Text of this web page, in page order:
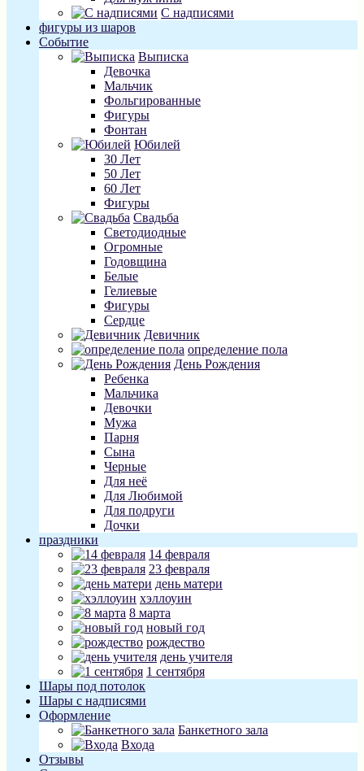
С надписями
фигуры из шаров
Событие
Выписка
Девочка
Мальчик
Фольгированные
Фигуры
Фонтан
Юбилей
30 Лет
50 Лет
60 Лет
Фигуры
Свадьба
Светодиодные
Огромные
Годовщина
Белые
Гелиевые
Фигуры
Сердце
Девичник
определение пола
День Рождения
Ребенка
Мальчика
Девочки
Мужа
Парня
Сына
Черные
Для неё
Для Любимой
Для подруги
Дочки
праздники
14 февраля
23 февраля
день матери
хэллоуин
8 марта
новый год
рождество
день учителя
1 сентября
Шары под потолок
Шары с надписями
Оформление
Банкетного зала
Входа
Отзывы